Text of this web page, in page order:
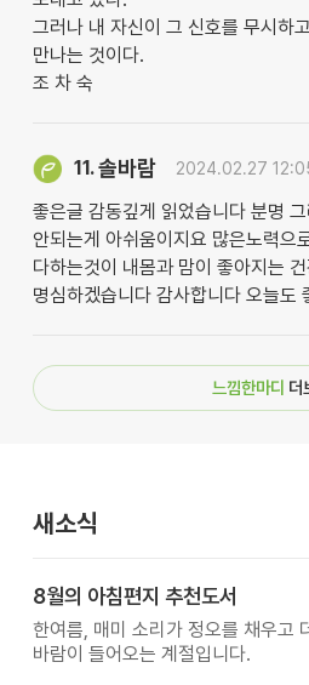
그러나 내 자신이 그 신호를 무시하
만나는 것이다.
조 차 숙
11.솔바람 2024.02.27
좋은글 감동깊게 읽었습니다 분명
안되는게 아쉬움이지요 많은노력으
다하는것이 내몸과 맘이 좋아지는
명심하겠습니다 감사합니다 오늘도
느낌한마디 더
새소식
8월의 아침편지 추천도서
한여름, 매미 소리가 정오를 채우고
바람이 들어오는 계절입니다.